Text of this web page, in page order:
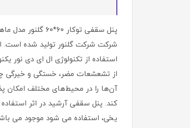
شرکت شرکت گلنور تولید شده است. از
استفاده از تکنولوژی ال‌ ای دی نور
از تشعشعات مضر، خستگی و خیرگی
آن‌ها را در محیط‌های مختلف امکان
کند. پنل سقفی آرشید در اثر
یخی، استفاده می شود موجود می